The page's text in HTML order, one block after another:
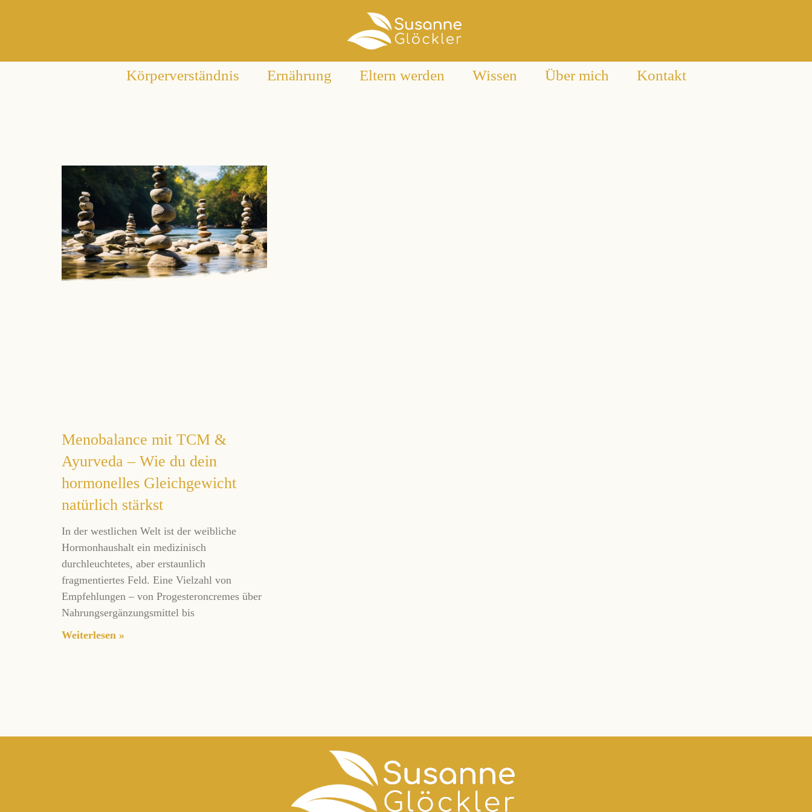
Körperverständnis Ernährung Eltern werden Wissen Über mich Kontakt
Menobalance mit TCM &
Ayurveda – Wie du dein
hormonelles Gleichgewicht
natürlich stärkst
In der westlichen Welt ist der weibliche
Hormonhaushalt ein medizinisch
durchleuchtetes, aber erstaunlich
fragmentiertes Feld. Eine Vielzahl von
Empfehlungen – von Progesteroncremes über
Nahrungsergänzungsmittel bis
Weiterlesen »